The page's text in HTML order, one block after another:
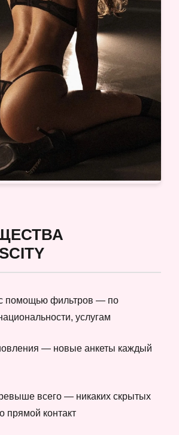
помощью фильтров — по
услугам
— новые анкеты каждый
всего — никаких скрытых
прямой контакт